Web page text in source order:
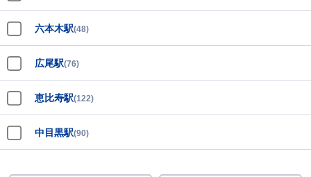
六本木駅(48)
広尾駅(76)
恵比寿駅(122)
中目黒駅(90)